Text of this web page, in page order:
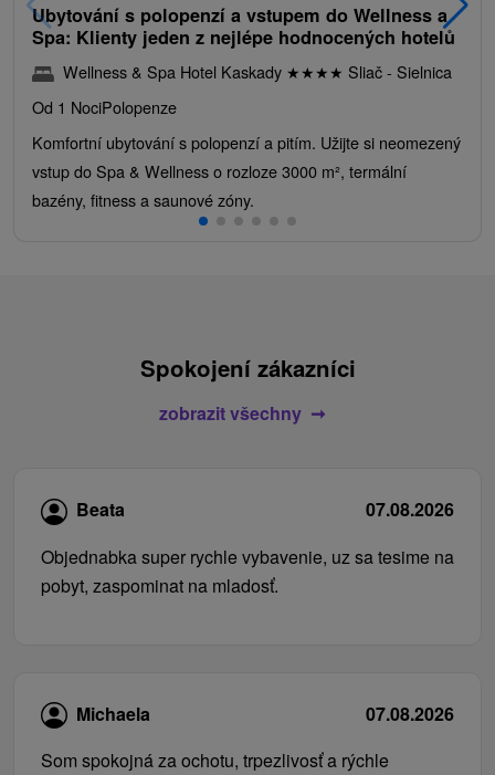
Ubytování s polopenzí a vstupem do Wellness a
Spa: Klienty jeden z nejlépe hodnocených hotelů
Wellness & Spa Hotel Kaskady ★★★★ Sliač - Sielnica
Od 1 NociPolopenze
Komfortní ubytování s polopenzí a pitím. Užijte si neomezený
vstup do Spa & Wellness o rozloze 3000 m², termální
bazény, fitness a saunové zóny.
Spokojení zákazníci
zobrazit všechny
Beata
07.08.2026
Objednabka super rychle vybavenie, uz sa tesime na
pobyt, zaspominat na mladosť.
Michaela
07.08.2026
Som spokojná za ochotu, trpezlivosť a rýchle